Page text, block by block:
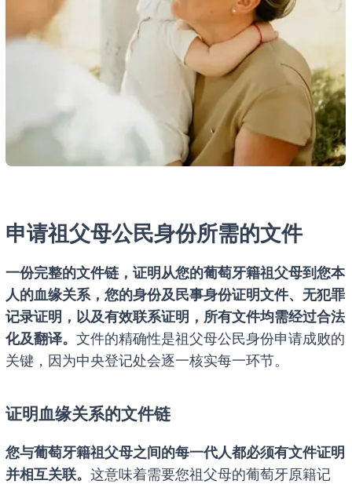
申请祖父母公民身份所需的文件
一份完整的文件链，证明从您的葡萄牙籍祖父母到您本
人的血缘关系，您的身份及民事身份证明文件、无犯罪
记录证明，以及有效联系证明，所有文件均需经过合法
化及翻译。 文件的精确性是祖父母公民身份申请成败的
关键，因为中央登记处会逐一核实每一环节。
证明血缘关系的文件链
您与葡萄牙籍祖父母之间的每一代人都必须有文件证明
并相互关联。 这意味着需要您祖父母的葡萄牙原籍记